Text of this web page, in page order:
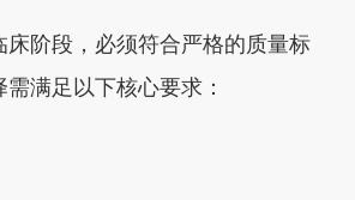
阶段，必须符合严格的质量标
满足以下核心要求：